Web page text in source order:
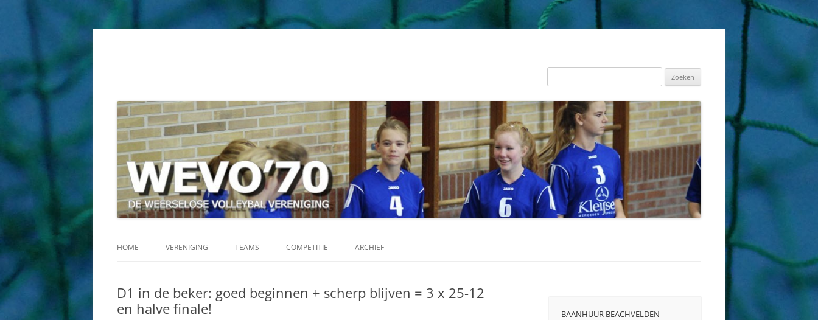
Zoeken
HOME VERENIGING
COMMISSIES
TEAMS
DAMES 2
HEREN HEREN 1
COMPETITIE ARCHIEF
D1 in de beker: goed beginnen + scherp blijven = 3 x 25-12
en halve finale!
BAANHUUR BEACHVELDEN